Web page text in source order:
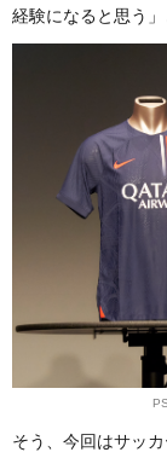
経験になると思う」
そう、今回はサッ